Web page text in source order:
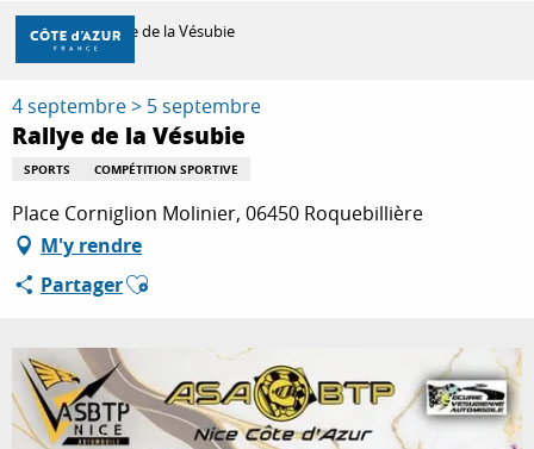
Aller
contenu
principal
DÉCOUVRIR
À FAIRE
SÉJOURNER
Accueil Rallye de la Vésubie
4 septembre > 5 septembre
Rallye de la Vésubie
SPORTS COMPÉTITION SPORTIVE
Place Corniglion Molinier, 06450 Roquebillière
M'y rendre
PartagerAjouter aux favoris